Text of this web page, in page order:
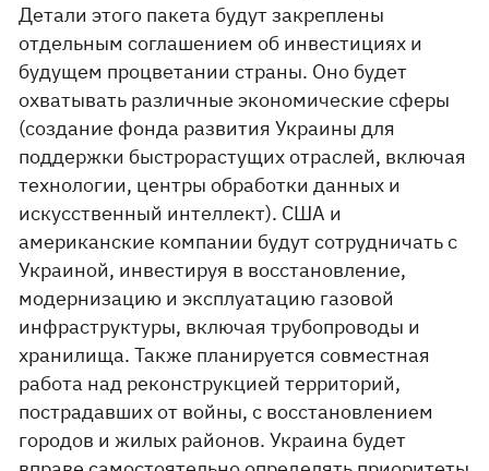
Детали этого пакета будут закреплены
отдельным соглашением об инвестициях и
будущем процветании страны. Оно будет
охватывать различные экономические сферы
(создание фонда развития Украины для
поддержки быстрорастущих отраслей, включая
технологии, центры обработки данных и
искусственный интеллект). США и
американские компании будут сотрудничать с
Украиной, инвестируя в восстановление,
модернизацию и эксплуатацию газовой
инфраструктуры, включая трубопроводы и
хранилища. Также планируется совместная
работа над реконструкцией территорий,
пострадавших от войны, с восстановлением
городов и жилых районов. Украина будет